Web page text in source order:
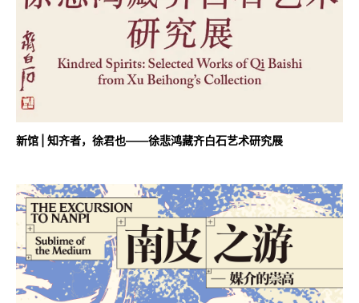
新馆 | 知齐者，徐君也——徐悲鸿藏齐白石艺术研究展